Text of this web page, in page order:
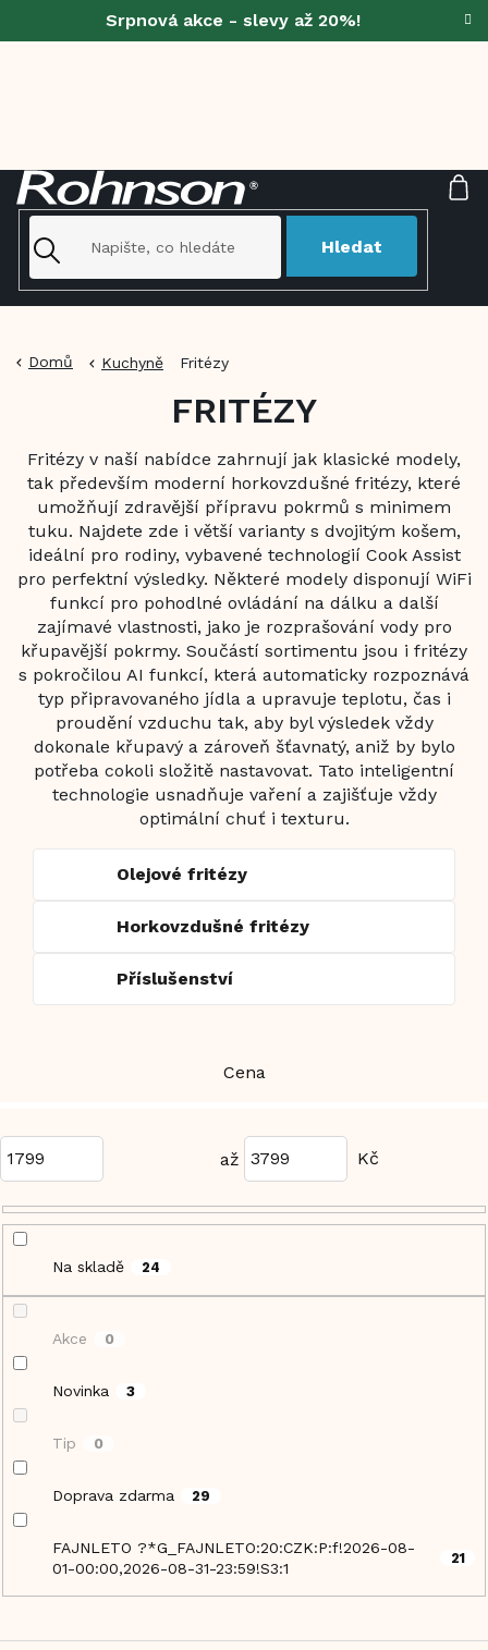
Srpnová akce - slevy až 20%!
Hledat
Domů Kuchyně Fritézy
FRITÉZY
Fritézy v naší nabídce zahrnují jak klasické modely,
tak především moderní horkovzdušné fritézy, které
umožňují zdravější přípravu pokrmů s minimem
tuku. Najdete zde i větší varianty s dvojitým košem,
ideální pro rodiny, vybavené technologií Cook Assist
pro perfektní výsledky. Některé modely disponují WiFi
funkcí pro pohodlné ovládání na dálku a další
zajímavé vlastnosti, jako je rozprašování vody pro
křupavější pokrmy. Součástí sortimentu jsou i fritézy
s pokročilou AI funkcí, která automaticky rozpoznává
typ připravovaného jídla a upravuje teplotu, čas i
proudění vzduchu tak, aby byl výsledek vždy
dokonale křupavý a zároveň šťavnatý, aniž by bylo
potřeba cokoli složitě nastavovat. Tato inteligentní
technologie usnadňuje vaření a zajišťuje vždy
optimální chuť i texturu.
Olejové fritézy
Horkovzdušné fritézy
Příslušenství
Cena
1799 3799
Na skladě 24
Akce 0
Novinka 3
Tip 0
Doprava zdarma 29
FAJNLETO ?*G_FAJNLETO:20:CZK:P:f!2026-08-
01-00:00,2026-08-31-23:59!S3:1
21